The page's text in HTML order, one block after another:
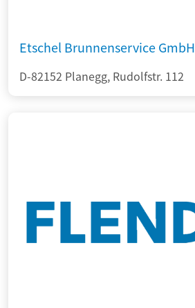
Etschel Brunnenservice GmbH
D-82152 Planegg, Rudolfstr. 112